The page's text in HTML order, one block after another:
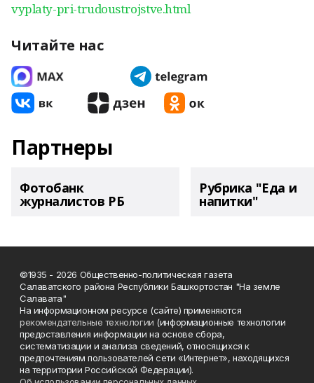
vyplaty-pri-trudoustrojstve.html
Читайте нас
Партнеры
Фотобанк
журналистов РБ
Рубрика "Еда и
напитки"
©1935 - 2026 Общественно-политическая газета
Салаватского района Республики Башкортостан "На земле
Салавата"
На информационном ресурсе (сайте) применяются
рекомендательные технологии (информационные технологии
предоставления информации на основе сбора,
систематизации и анализа сведений, относящихся к
предпочтениям пользователей сети «Интернет», находящихся
на территории Российской Федерации).